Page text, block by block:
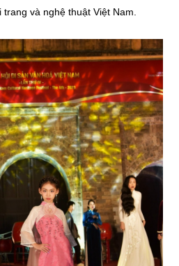
và nghệ thuật Việt Nam.